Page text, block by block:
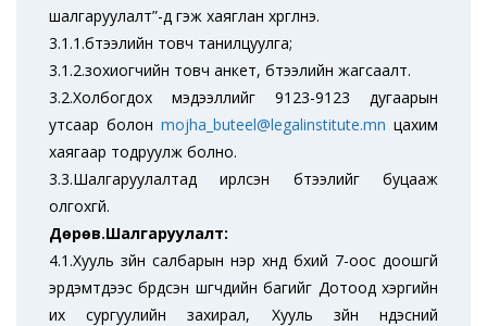
шалгаруулалт”-д гэж хаяглан хүргүүлнэ.
3.1.1.бүтээлийн товч танилцуулга;
3.1.2.зохиогчийн товч анкет, бүтээлийн жагсаалт.
3.2.Холбогдох мэдээллийг 9123-9123 дугаарын
утсаар болон mojha_buteel@legalinstitute.mn цахим
хаягаар тодруулж болно.
3.3.Шалгаруулалтад ирүүлсэн бүтээлийг буцааж
олгохгүй.
Дөрөв.Шалгаруулалт:
4.1.Хууль зүйн салбарын нэр хүнд бүхий 7-оос доошгүй
эрдэмтдээс бүрдсэн шүүгчдийн багийг Дотоод хэргийн
их сургуулийн захирал, Хууль зүйн үндэсний